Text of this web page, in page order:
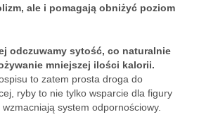
ale i pomagają obniżyć poziom
odczuwamy sytość, co naturalnie
mniejszej ilości kalorii.
to zatem prosta droga do
ryby to nie tylko wsparcie dla figury
system odpornościowy.